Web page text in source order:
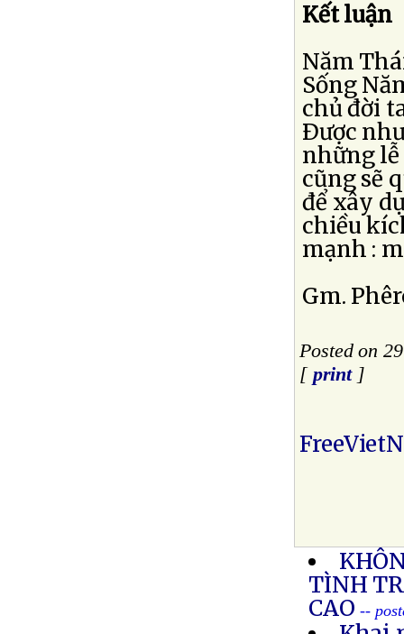
Kết luận
Năm
Sống
chủ đời
Ðược
những
cũng sẽ
để xây
chiều
mạnh :
Gm.
Posted on
[ print]
TÌNH
CAO--